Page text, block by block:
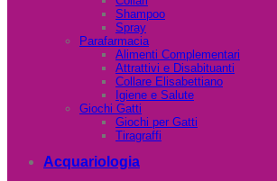
Shampoo
Spray
Parafarmacia
Alimenti Complementari
Attrattivi e Disabituanti
Collare Elisabettiano
Igiene e Salute
Giochi Gatti
Giochi per Gatti
Tiragraffi
Acquariologia